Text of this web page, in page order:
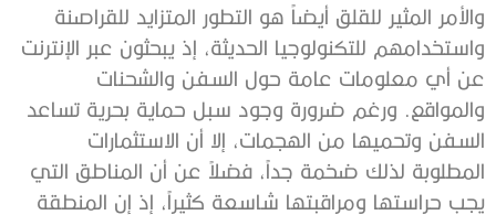
والأمر المثير للقلق أيضاً هو التطور المتزايد للقراصنة
واستخدامهم للتكنولوجيا الحديثة، إذ يبحثون عبر الإنترنت
عن أي معلومات عامة حول السفن والشحنات
والمواقع. ورغم ضرورة وجود سبل حماية بحرية تساعد
السفن وتحميها من الهجمات، إلا أن الاستثمارات
المطلوبة لذلك ضخمة جداً، فضلاً عن أن المناطق التي
يجب حراستها ومراقبتها شاسعة كثيراً، إذ إن المنطقة